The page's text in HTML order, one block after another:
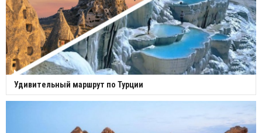
Удивительный маршрут по Турции